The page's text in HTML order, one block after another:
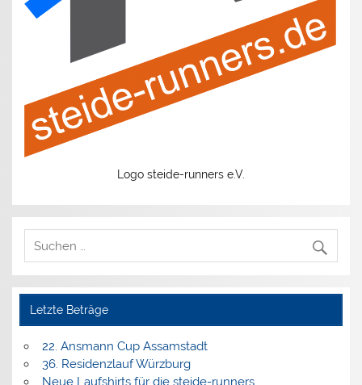
Logo steide-runners e.V.
Letzte Beträge
22. Ansmann Cup Assamstadt
36. Residenzlauf Würzburg
Neue Laufshirts für die steide-runners